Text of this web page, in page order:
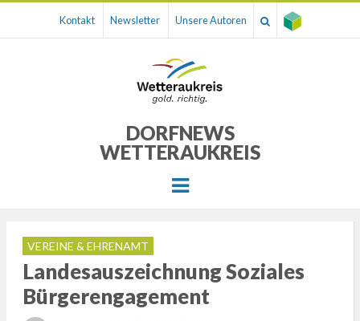
Kontakt Newsletter Unsere Autoren
DORFNEWS
WETTERAUKREIS
Menu
VEREINE & EHRENAMT
Landesauszeichnung Soziales
Bürgerengagement